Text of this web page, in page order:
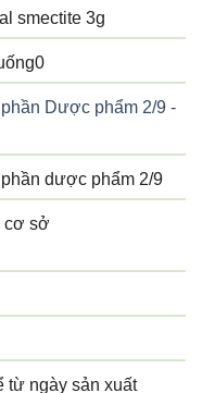
smectite 3g
Dược phẩm 2/9 -
dược phẩm 2/9
cơ sở
từ ngày sản xuất